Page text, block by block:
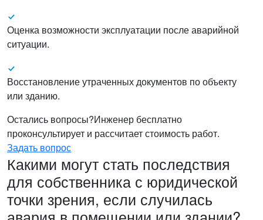
Оценка возможности эксплуатации после аварийной
ситуации.
Восстановление утраченных документов по объекту
или зданию.
Остались вопросы?Инженер бесплатно
проконсультирует и рассчитает стоимость работ.
Задать вопрос
Какими могут стать последствия
для собственника с юридической
точки зрения, если случилась